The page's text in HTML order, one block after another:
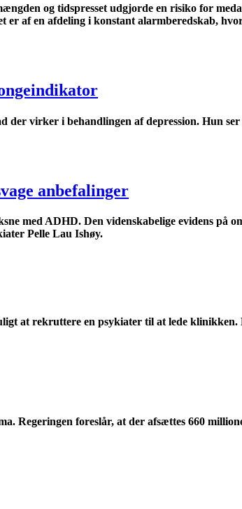
og tidspresset udgjorde en risiko for
af en afdeling i konstant alarmberedskab,
virker i behandlingen af depression. Hun
anbefalinger
med ADHD. Den videnskabelige evidens på
Pelle Lau Ishøy.
at rekruttere en psykiater til at lede
Regeringen foreslår, at der afsættes 660